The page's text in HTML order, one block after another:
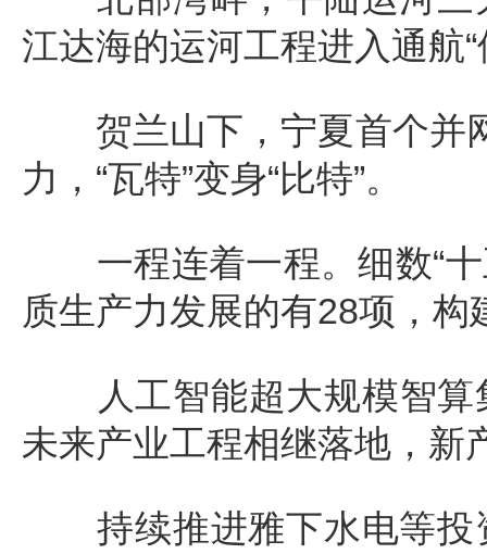
江达海的运河工程进入通航“
贺兰山下，宁夏首个并网
力，“瓦特”变身“比特”。
一程连着一程。细数“十
质生产力发展的有28项，
人工智能超大规模智算
未来产业工程相继落地，新
持续推进雅下水电等投